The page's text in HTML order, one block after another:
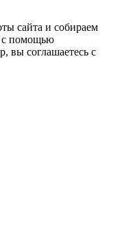
сайта и собираем
с помощью
вы соглашаетесь с